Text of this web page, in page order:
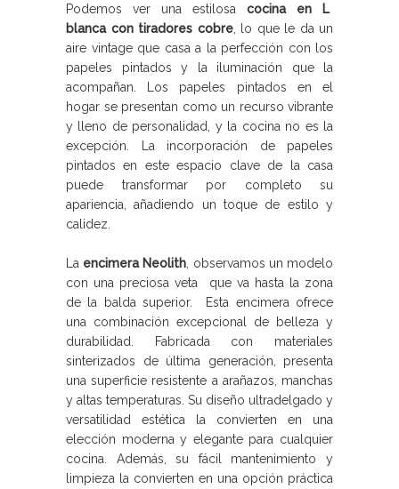
Podemos ver una estilosa cocina en L
blanca con tiradores cobre, lo que le da un
aire vintage que casa a la perfección con los
papeles pintados y la iluminación que la
acompañan. Los papeles pintados en el
hogar se presentan como un recurso vibrante
y lleno de personalidad, y la cocina no es la
excepción. La incorporación de papeles
pintados en este espacio clave de la casa
puede transformar por completo su
apariencia, añadiendo un toque de estilo y
calidez.
La encimera Neolith , observamos un modelo
con una preciosa veta que va hasta la zona
de la balda superior. Esta encimera ofrece
una combinación excepcional de belleza y
durabilidad. Fabricada con materiales
sinterizados de última generación, presenta
una superficie resistente a arañazos, manchas
y altas temperaturas. Su diseño ultradelgado y
versatilidad estética la convierten en una
elección moderna y elegante para cualquier
cocina. Además, su fácil mantenimiento y
limpieza la convierten en una opción práctica